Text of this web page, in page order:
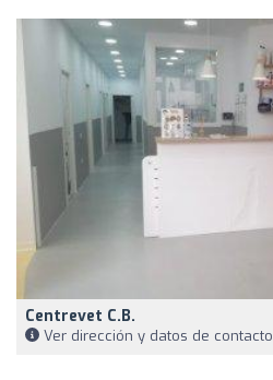
Centrevet C.B.
Ver dirección y datos de contacto